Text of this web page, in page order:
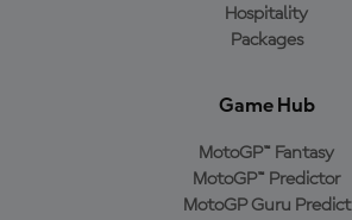
Hospitality
Packages
Game Hub
MotoGP™ Fantasy
MotoGP™ Predictor
MotoGP Guru Predict